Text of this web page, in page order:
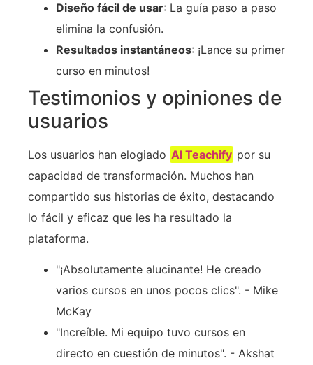
Diseño fácil de usar: La guía paso a paso
elimina la confusión.
Resultados instantáneos: ¡Lance su primer
curso en minutos!
Testimonios y opiniones de
usuarios
Los usuarios han elogiado AI Teachify por su
capacidad de transformación. Muchos han
compartido sus historias de éxito, destacando
lo fácil y eficaz que les ha resultado la
plataforma.
"¡Absolutamente alucinante! He creado
varios cursos en unos pocos clics". - Mike
McKay
"Increíble. Mi equipo tuvo cursos en
directo en cuestión de minutos". - Akshat